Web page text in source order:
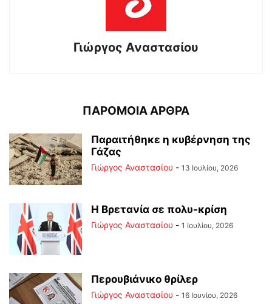
Γιώργος Αναστασίου
ΠΑΡΟΜΟΙΑ ΑΡΘΡΑ
Παραιτήθηκε η κυβέρνηση της
Γάζας
Γιώργος Αναστασίου - 13 Ιουλίου, 2026
Η Βρετανία σε πολυ-κρίση
Γιώργος Αναστασίου - 1 Ιουλίου, 2026
Περουβιάνικο θρίλερ
Γιώργος Αναστασίου - 16 Ιουνίου, 2026